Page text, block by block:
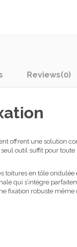
Reviews(0)
offrent une solution
outil suffit pour
toitures en tôle
qui s’intègre
fixation robuste